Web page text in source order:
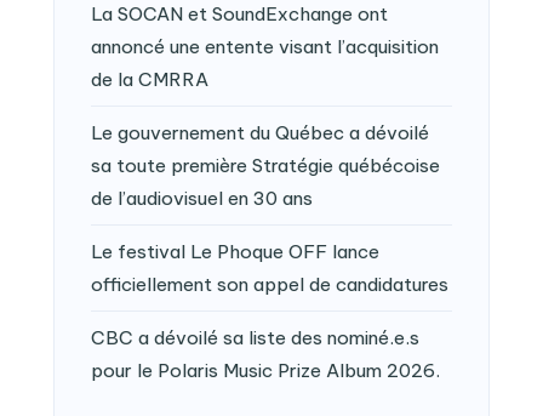
La SOCAN et SoundExchange ont
annoncé une entente visant l’acquisition
de la CMRRA
Le gouvernement du Québec a dévoilé
sa toute première Stratégie québécoise
de l’audiovisuel en 30 ans
Le festival Le Phoque OFF lance
officiellement son appel de candidatures
CBC a dévoilé sa liste des nominé.e.s
pour le Polaris Music Prize Album 2026.